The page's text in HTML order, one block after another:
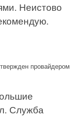
Неистово
провайдером
Служба